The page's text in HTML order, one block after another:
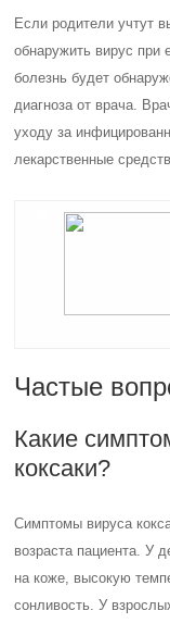
Если родители учтут
обнаружить вирус при
болезнь будет
диагноза от врача.
уходу за
лекарственные
Частые
Какие
коксаки?
Симптомы вируса
возраста пациента. У
на коже, высокую
сонливость. У